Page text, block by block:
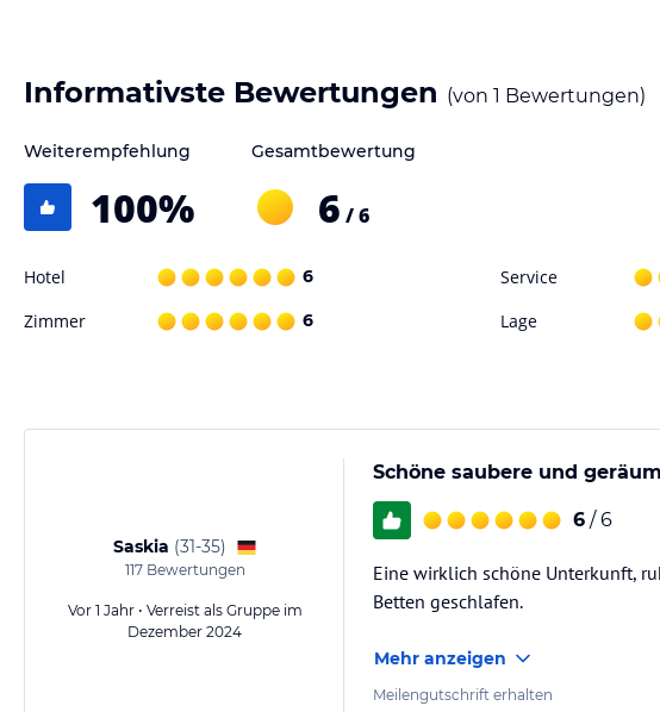
Informativste Bewertungen (von 1 Bewertungen)
Weiterempfehlung
100%
Gesamtbewertung
6 / 6
Hotel 6 Service
Zimmer 6 Lage
Saskia (31-35)
117Bewertungen
Vor 1 Jahr • Verreist als Gruppe im
Dezember 2024
Schöne saubere und
6 / 6
Eine wirklich schöne Unterkunft,
Betten geschlafen.
Mehr anzeigen
Meilengutschrift erhalten